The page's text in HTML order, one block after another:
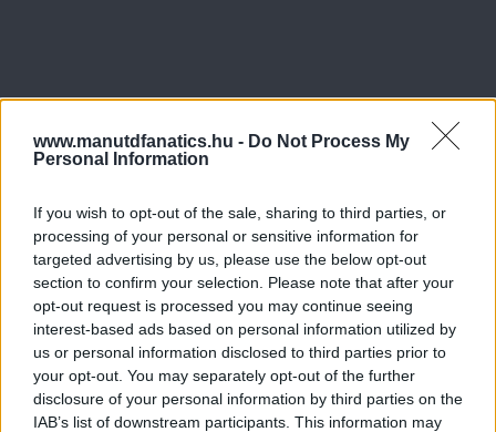
www.manutdfanatics.hu - Do Not Process My
Personal Information
If you wish to opt-out of the sale, sharing to third parties, or
processing of your personal or sensitive information for
targeted advertising by us, please use the below opt-out
section to confirm your selection. Please note that after your
opt-out request is processed you may continue seeing
interest-based ads based on personal information utilized by
us or personal information disclosed to third parties prior to
your opt-out. You may separately opt-out of the further
disclosure of your personal information by third parties on the
IAB’s list of downstream participants. This information may